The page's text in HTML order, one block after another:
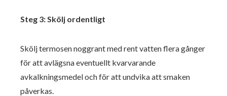
Steg 3: Skölj ordentligt
Skölj termosen noggrant med rent vatten flera gånger
för att avlägsna eventuellt kvarvarande
avkalkningsmedel och för att undvika att smaken
påverkas.